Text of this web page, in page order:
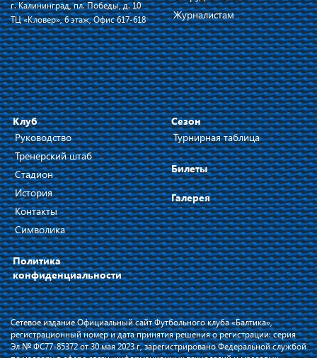
г. Калининград, пл. Победы, д. 10
ТЦ «Кловер», 6 этаж, Офис 617-618
Журналистам
Клуб
Руководство
Тренерский штаб
Стадион
История
Контакты
Символика
Политика
конфиденциальности
Сезон
Турнирная таблица
Билеты
Галерея
Сетевое издание Официальный сайт Футбольного клуба «Балтика»,
регистрационный номер и дата принятия решения о регистрации: серия
Эл № ФС77-85372 от 30 мая 2023 г, зарегистрировано Федеральной службой